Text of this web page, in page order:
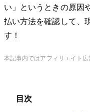
い」というときの原因
払い方法を確認して、
す！
本記事内ではアフィリエイト
目次